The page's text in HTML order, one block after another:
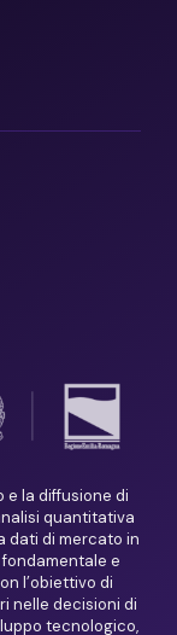
e la diffusione di
quantitativa
dati di mercato in
e
l’obiettivo di
nelle decisioni di
tecnologico,